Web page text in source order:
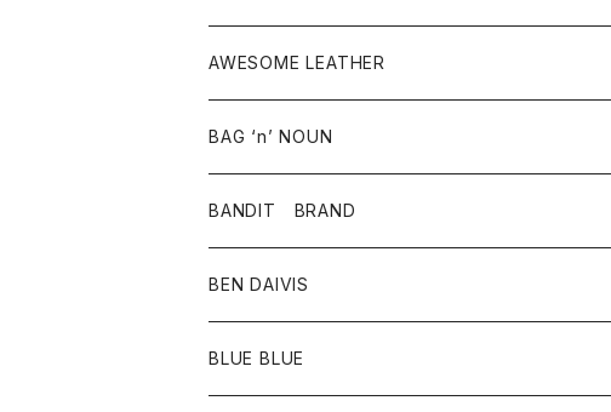
アクセサリー
その他雑貨
シャツ
ボトム
スカート
パンツ
グッズ
靴
バッグ
靴
シャツ
AWESOME LEATHER
アウター
革ジャケット
BAG ‘n’ NOUN
アクセサリー
バッグ
ポーチ
BANDIT BRAND
トップス
Ｔシャツ
BEN DAIVIS
ポトム
BLUE BLUE